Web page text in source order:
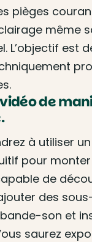
pièges
même
L’objectif est
de
à utiliser
pour
de
des
son et
saurez